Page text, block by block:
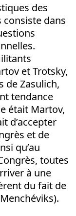
des
dans
et Trotsky,
de Zasulich,
tendance
était Martov,
d’accepter
et de
qu’au
toutes
à une
du fait de